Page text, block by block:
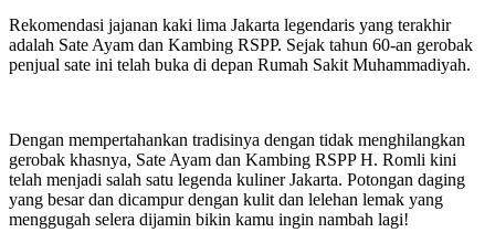
Rekomendasi jajanan kaki lima Jakarta legendaris yang terakhir
adalah Sate Ayam dan Kambing RSPP. Sejak tahun 60-an gerobak
penjual sate ini telah buka di depan Rumah Sakit Muhammadiyah.
Dengan mempertahankan tradisinya dengan tidak menghilangkan
gerobak khasnya, Sate Ayam dan Kambing RSPP H. Romli kini
telah menjadi salah satu legenda kuliner Jakarta. Potongan daging
yang besar dan dicampur dengan kulit dan lelehan lemak yang
menggugah selera dijamin bikin kamu ingin nambah lagi!